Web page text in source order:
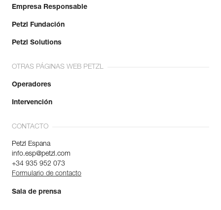
Empresa Responsable
Petzl Fundación
Petzl Solutions
OTRAS PÁGINAS WEB PETZL
Operadores
Intervención
CONTACTO
Petzl Espana
info.esp@petzl.com
+34 935 952 073
Formulario de contacto
Sala de prensa